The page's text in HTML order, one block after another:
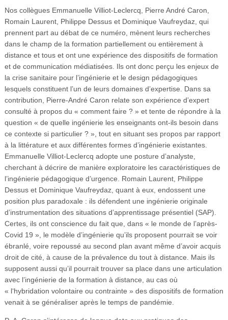
Nos collègues Emmanuelle Villiot-Leclercq, Pierre André Caron,
Romain Laurent, Philippe Dessus et Dominique Vaufreydaz, qui
prennent part au débat de ce numéro, mènent leurs recherches
dans le champ de la formation partiellement ou entièrement à
distance et tous et ont une expérience des dispositifs de formation
et de communication médiatisées. Ils ont donc perçu les enjeux de
la crise sanitaire pour l’ingénierie et le design pédagogiques
lesquels constituent l’un de leurs domaines d’expertise. Dans sa
contribution, Pierre-André Caron relate son expérience d’expert
consulté à propos du « comment faire ? » et tente de répondre à la
question « de quelle ingénierie les enseignants ont-ils besoin dans
ce contexte si particulier ? », tout en situant ses propos par rapport
à la littérature et aux différentes formes d’ingénierie existantes.
Emmanuelle Villiot-Leclercq adopte une posture d’analyste,
cherchant à décrire de manière exploratoire les caractéristiques de
l’ingénierie pédagogique d’urgence. Romain Laurent, Philippe
Dessus et Dominique Vaufreydaz, quant à eux, endossent une
position plus paradoxale : ils défendent une ingénierie originale
d’instrumentation des situations d’apprentissage présentiel (SAP).
Certes, ils ont conscience du fait que, dans « le monde de l’après-
Covid 19 », le modèle d’ingénierie qu’ils proposent pourrait se voir
ébranlé, voire repoussé au second plan avant même d’avoir acquis
droit de cité, à cause de la prévalence du tout à distance. Mais ils
supposent aussi qu’il pourrait trouver sa place dans une articulation
avec l’ingénierie de la formation à distance, au cas où
« l‘hybridation volontaire ou contrainte » des dispositifs de formation
venait à se généraliser après le temps de pandémie.